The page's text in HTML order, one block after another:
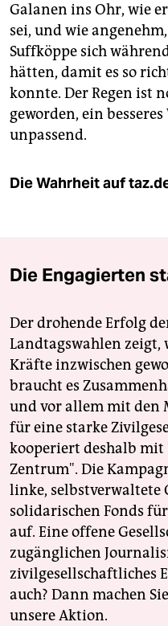
Galanen ins Ohr, wie
sei, und wie
Suffköppe sich
hätten, damit es so
konnte. Der Regen ist
geworden, ein
unpassend.
Die Wahrheit auf
Die Engagierten
Der drohende Erfolg
Landtagswahlen zeigt,
Kräfte inzwischen
braucht es
und vor allem mit den
für eine starke
kooperiert deshalb
Zentrum". Die
linke, selbstverwaltete
solidarischen Fonds
auf. Eine offene
zugänglichen
zivilgesellschaftliches
auch? Dann machen
unsere Aktion.